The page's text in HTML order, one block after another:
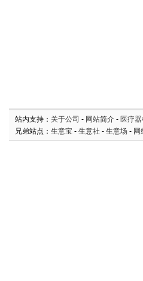
站内支持： 关于公司 - 网站简介 - 医疗器
兄弟站点： 生意宝 - 生意社 - 生意场 - 网